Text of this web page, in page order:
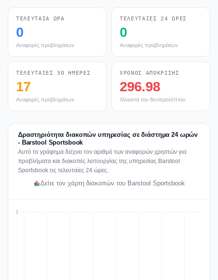
ΤΕΛΕΥΤΑΊΑ ΏΡΑ
0
Αναφορές προβλημάτων
ΤΕΛΕΥΤΑΊΕΣ 24 ΏΡΕΣ
0
Αναφορές προβλημάτων
ΤΕΛΕΥΤΑΊΕΣ 30 ΗΜΈΡΕΣ
17
Αναφορές προβλημάτων
ΧΡΌΝΟΣ ΑΠΌΚΡΙΣΗΣ
296.98
Χιλιοστά του δευτερολέπτου
Δραστηριότητα διακοπών υπηρεσίας σε διάστημα 24 ωρών
- Barstool Sportsbook
Αυτό το γράφημα δείχνει τον αριθμό των αναφορών χρηστών για
προβλήματα και διακοπές λειτουργίας της υπηρεσίας Barstool
Sportsbook τις τελευταίες 24 ώρες.
Δείτε τον χάρτη διακοπών του Barstool Sportsbook